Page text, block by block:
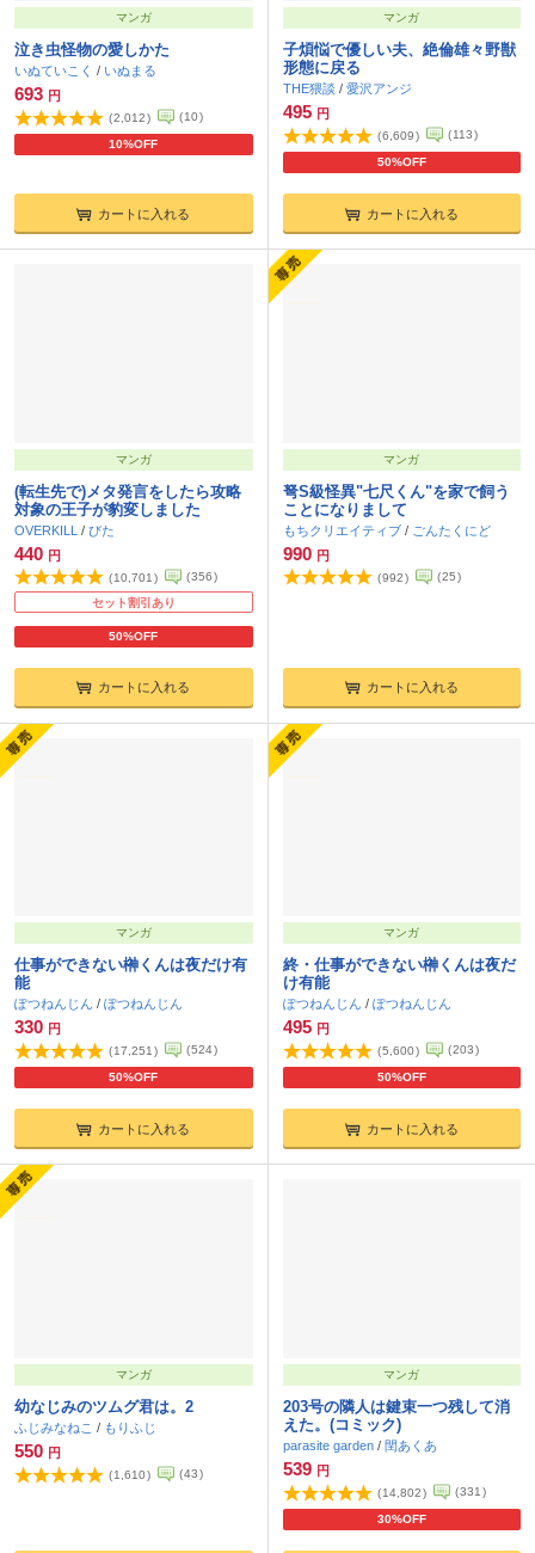
マンガ
泣き虫怪物の愛しかた
いぬていこく / いぬまる
693 円
10%OFF
(2,012) (10)
カートに入れる
マンガ
子煩悩で優しい夫、絶倫雄々野獣
形態に戻る
THE猥談 / 愛沢アンジ
495 円
50%OFF
(6,609) ( 113)
カートに入れる
マンガ
(転生先で)メタ発言をしたら攻略
対象の王子が豹変しました
OVERKILL / びた
440 円
50%OFF
(10,701 ) (356)
セット割引あり
カートに入れる
マンガ
弩S級怪異"七尺くん"を家で飼う
ことになりまして
もちクリエイティブ / ごんたくにど
990 円
(992) (25)
カートに入れる
マンガ
仕事ができない榊くんは夜だけ有
能
ぽつねんじん / ぽつねんじん
330 円
50%OFF
(17,251) (524)
カートに入れる
マンガ
終・仕事ができない榊くんは夜だ
け有能
ぽつねんじん / ぽつねんじん
495 円
50%OFF
(5,600) (203)
カートに入れる
マンガ
幼なじみのツムグ君は。2
ふじみなねこ / もりふじ
550 円
(1,610) (43)
マンガ
203号の隣人は鍵束一つ残して消
えた。(コミック)
parasite garden / 閏あくあ
539 円
30%OFF
( 14,802) (331 )